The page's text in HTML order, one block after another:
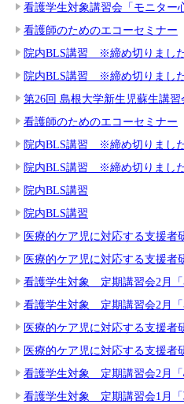
看護学生対象講習会「モニター
看護師のためのエコーセミナー
院内BLS講習 ※締め切りまし
院内BLS講習 ※締め切りまし
第26回 島根大学新生児蘇生講習
看護師のためのエコーセミナー
院内BLS講習 ※締め切りまし
院内BLS講習 ※締め切りまし
院内BLS講習
院内BLS講習
医療的ケア児に対応する支援者
医療的ケア児に対応する支援者
看護学生対象 定期講習会2月「
看護学生対象 定期講習会2月「
医療的ケア児に対応する支援者
医療的ケア児に対応する支援者
看護学生対象 定期講習会2月「
看護学生対象 定期講習会1月「